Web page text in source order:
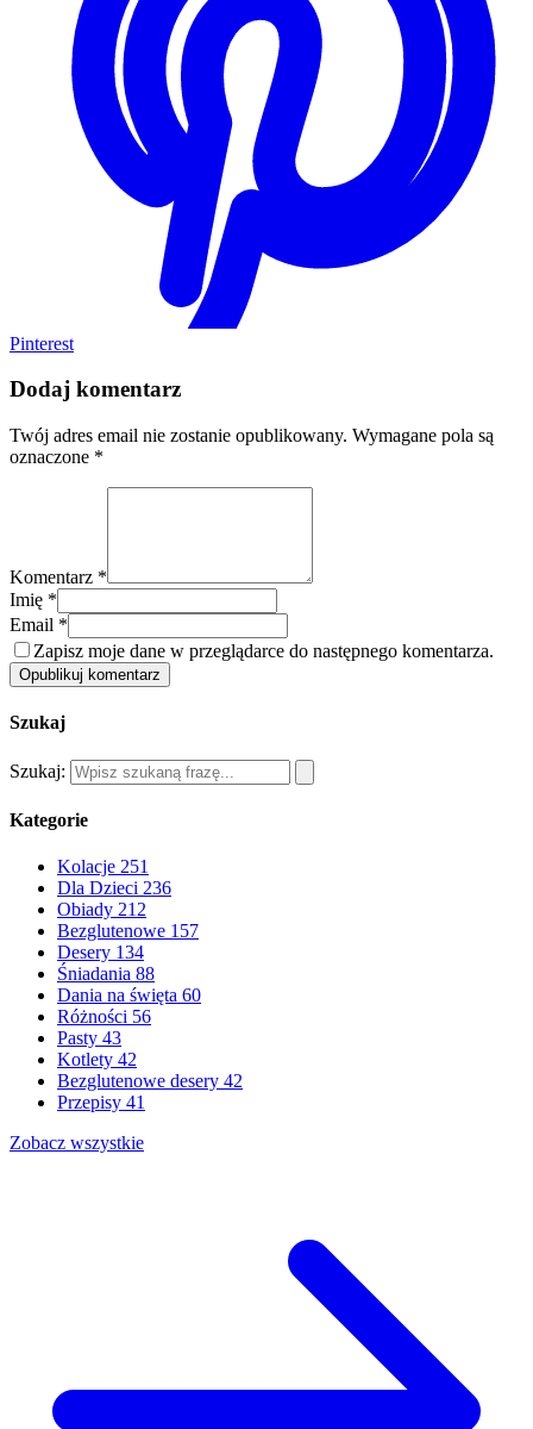
Pinterest
Dodaj komentarz
Twój adres email nie zostanie opublikowany. Wymagane pola są
oznaczone *
Komentarz *
Imię *
Email *
Zapisz moje dane w przeglądarce do następnego komentarza.
Opublikuj komentarz
Szukaj
Szukaj:
Kategorie
Kolacje 251
Dla Dzieci 236
Obiady 212
Bezglutenowe 157
Desery 134
Śniadania 88
Dania na święta 60
Różności 56
Pasty 43
Kotlety 42
Bezglutenowe desery 42
Przepisy 41
Zobacz wszystkie